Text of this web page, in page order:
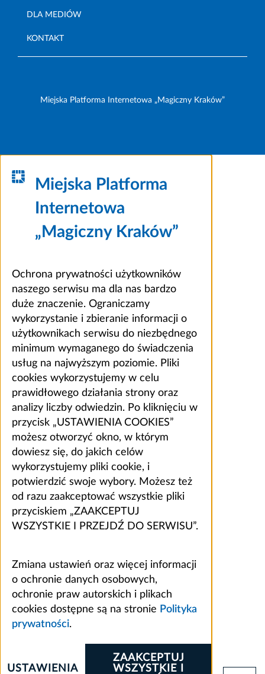
DLA MEDIÓW
KONTAKT
Miejska Platforma Internetowa „Magiczny Kraków”
Miejska Platforma
Internetowa
„Magiczny Kraków”
Ochrona prywatności użytkowników
naszego serwisu ma dla nas bardzo
duże znaczenie. Ograniczamy
wykorzystanie i zbieranie informacji o
użytkownikach serwisu do niezbędnego
minimum wymaganego do świadczenia
usług na najwyższym poziomie. Pliki
cookies wykorzystujemy w celu
prawidłowego działania strony oraz
analizy liczby odwiedzin. Po kliknięciu w
przycisk „USTAWIENIA COOKIES”
możesz otworzyć okno, w którym
dowiesz się, do jakich celów
wykorzystujemy pliki cookie, i
potwierdzić swoje wybory. Możesz też
od razu zaakceptować wszystkie pliki
przyciskiem „ZAAKCEPTUJ
WSZYSTKIE I PRZEJDŹ DO SERWISU”.
Zmiana ustawień oraz więcej informacji
o ochronie danych osobowych,
ochronie praw autorskich i plikach
cookies dostępne są na stronie Polityka
prywatności.
ZAAKCEPTUJ
WSZYSTKIE I
USTAWIENIA